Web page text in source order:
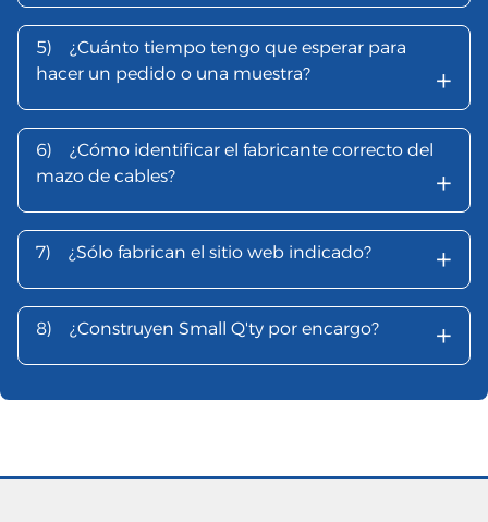
5)
¿Cuánto tiempo tengo que esperar para
hacer un pedido o una muestra?
+
6)
¿Cómo identificar el fabricante correcto del
mazo de cables?
+
7) ¿Sólo fabrican el sitio web indicado? +
8) ¿Construyen Small Q'ty por encargo? +